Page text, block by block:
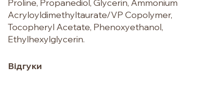
Proline, Propanediol, Glycerin, Ammonium
Acryloyldimethyltaurate/VP Copolymer,
Tocopheryl Acetate, Phenoxyethanol,
Ethylhexylglycerin.
Відгуки